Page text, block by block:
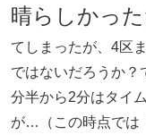
晴らしかっ
てしまったが、4区
ではないだろうか？
分半から2分はタイ
が…（この時点では